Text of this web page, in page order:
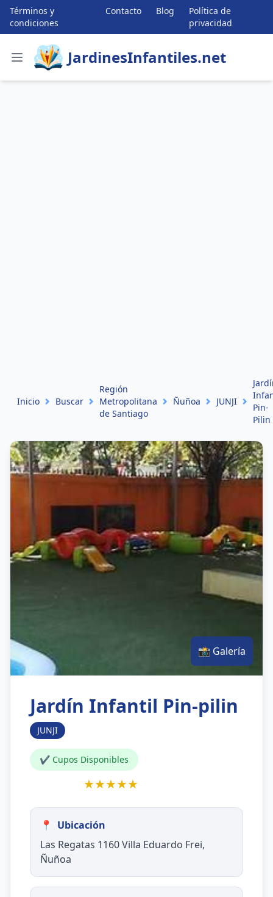
Términos y
condiciones
Contacto Blog
Política de
privacidad
JardinesInfantiles.net
Inicio Buscar
Región
Metropolitana
de Santiago
Ñuñoa JUNJI
Pin-
Pilin
📸 Galería
Jardín Infantil Pin-pilin
JUNJI
✔ Cupos Disponibles
★★★★★
📍
Ubicación
Las Regatas 1160 Villa Eduardo Frei,
Ñuñoa